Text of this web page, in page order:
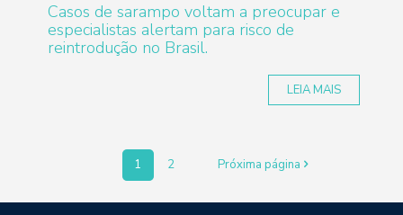
Casos de sarampo voltam a preocupar e
especialistas alertam para risco de
reintrodução no Brasil.
LEIA MAIS
1 2 Próxima página